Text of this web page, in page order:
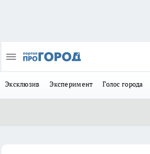
Эксклюзив Эксперимент Голос города